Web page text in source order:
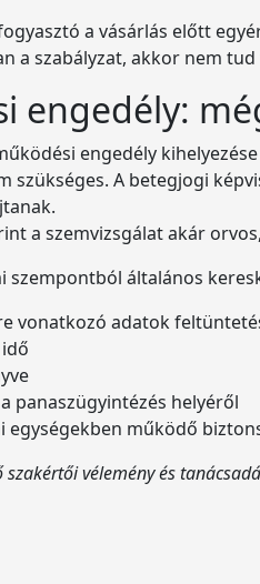
a vásárlás előtt
a szabályzat, akkor nem
engedély:
engedély
szükséges. A betegjogi
a szemvizsgálat akár
szempontból általános
vonatkozó adatok
panaszügyintézés helyéről
egységekben működő
szakértői vélemény és